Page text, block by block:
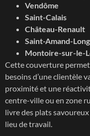
Vendôme
Saint-Calais
Château-Renault
Saint-Amand-
Montoire-sur-le-
Cette couverture
besoins d’une clientèle
proximité et une
centre-ville ou en zone
livre des plats
lieu de travail.